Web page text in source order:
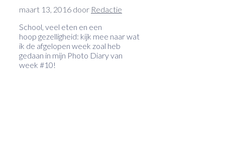
maart 13, 2016 door Redactie
School, veel eten en een
hoop gezelligheid: kijk mee naar wat
ik de afgelopen week zoal heb
gedaan in mijn Photo Diary van
week #10!